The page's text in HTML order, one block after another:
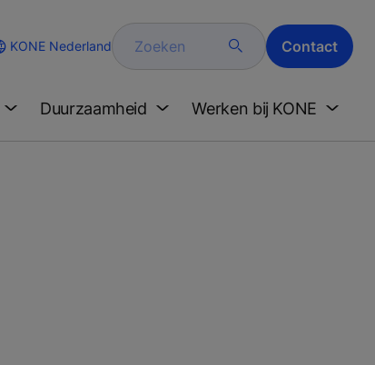
KONE Nederland Zoeken Contact
Duurzaamheid Werken bij KONE